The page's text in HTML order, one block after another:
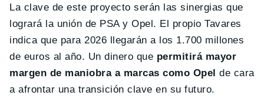
La clave de este proyecto serán las sinergias que
logrará la unión de PSA y Opel. El propio Tavares
indica que para 2026 llegarán a los 1.700 millones
de euros al año. Un dinero que permitirá mayor
margen de maniobra a marcas como Opel de cara
a afrontar una transición clave en su futuro.